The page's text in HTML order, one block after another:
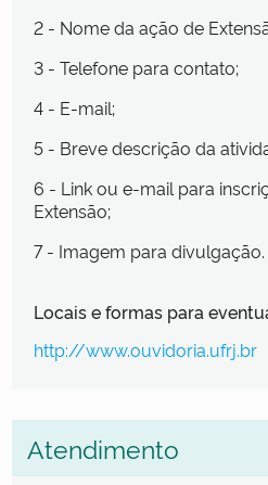
2 - Nome da ação de
3 - Telefone para contato;
4 - E-mail;
5 - Breve descrição da
6 - Link ou e-mail para
Extensão;
7 - Imagem para divulgação.
Locais e formas para
http://www.ouvidoria.ufrj.br
Atendimento